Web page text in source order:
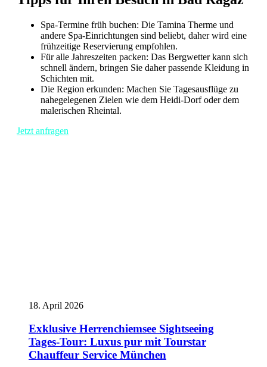
Spa-Termine früh buchen: Die Tamina Therme und
andere Spa-Einrichtungen sind beliebt, daher wird eine
frühzeitige Reservierung empfohlen.
Für alle Jahreszeiten packen: Das Bergwetter kann sich
schnell ändern, bringen Sie daher passende Kleidung in
Schichten mit.
Die Region erkunden: Machen Sie Tagesausflüge zu
nahegelegenen Zielen wie dem Heidi-Dorf oder dem
malerischen Rheintal.
Jetzt anfragen
18. April 2026
Exklusive Herrenchiemsee Sightseeing
Tages-Tour: Luxus pur mit Tourstar
Chauffeur Service München